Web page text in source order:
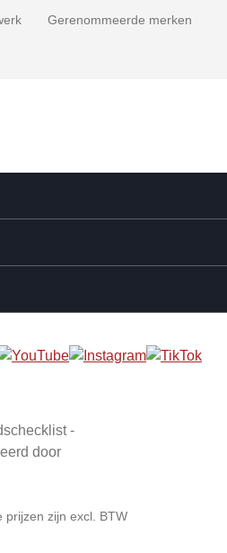
Gerenommeerde merken
prijzen zijn excl. BTW